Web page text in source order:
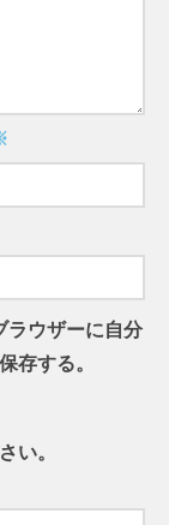
ラウザーに自分
存する。
い。